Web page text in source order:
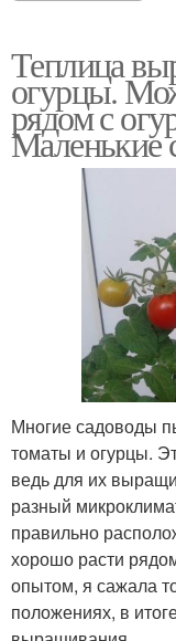
Теплица
огурцы.
рядом с
Маленькие
Многие садоводы
томаты и огурцы.
ведь для их
разный
правильно
хорошо расти
опытом, я сажала
положениях, в